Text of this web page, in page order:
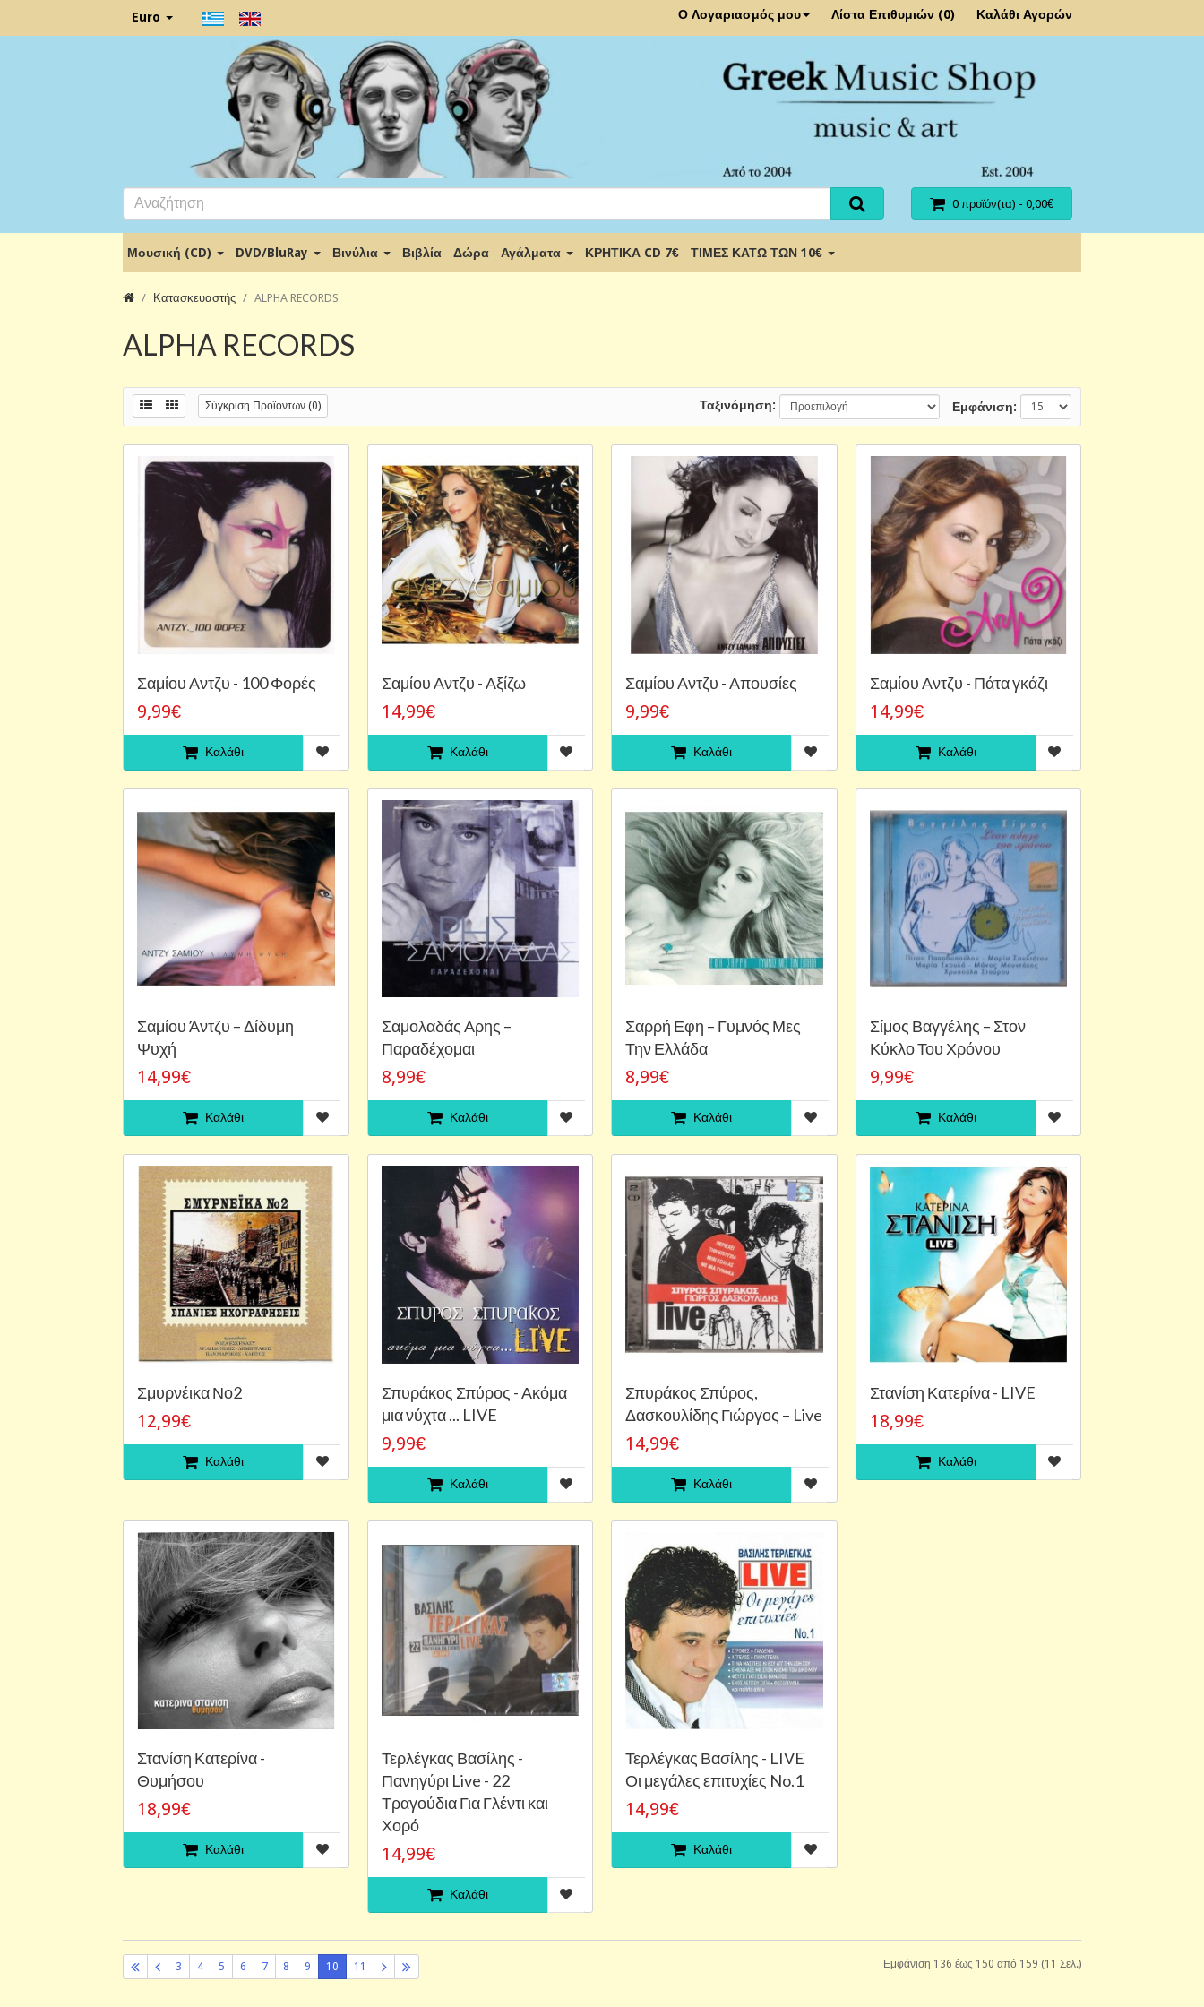
Euro Ο Λογαριασμός μου Λίστα Επιθυμιών (0) Καλάθι Αγορών
0 προϊόν(τα) - 0,00€
Μουσική (CD) DVD/BluRay Βινύλια Βιβλία Δώρα Αγάλματα ΚΡΗΤΙΚΑ CD 7€ ΤΙΜΕΣ ΚΑΤΩ ΤΩΝ 10€
Κατασκευαστής ALPHA RECORDS
ALPHA RECORDS
Σύγκριση Προϊόντων (0) Ταξινόμηση: Εμφάνιση:
Σαμίου Αντζυ - 100 Φορές
9,99€
Καλάθι
Σαμίου Αντζυ - Αξίζω
14,99€
Καλάθι
Σαμίου Αντζυ - Απουσίες
9,99€
Καλάθι
Σαμίου Αντζυ - Πάτα γκάζι
14,99€
Καλάθι
Σαμίου Άντζυ – Δίδυμη
Ψυχή
14,99€
Καλάθι
Σαμολαδάς Αρης ‎–
Παραδέχομαι
8,99€
Καλάθι
Σαρρή Εφη ‎– Γυμνός Μες
Την Ελλάδα
8,99€
Καλάθι
Σίμος Βαγγέλης – Στον
Κύκλο Του Χρόνου
9,99€
Καλάθι
Σμυρνέικα Νο2
12,99€
Καλάθι
Σπυράκος Σπύρος - Ακόμα
μια νύχτα ... LIVE
9,99€
Καλάθι
Σπυράκος Σπύρος,
Δασκουλίδης Γιώργος ‎– Live
14,99€
Καλάθι
Στανίση Κατερίνα - LIVE
18,99€
Καλάθι
Στανίση Κατερίνα -
Θυμήσου
18,99€
Καλάθι
Τερλέγκας Βασίλης -
Πανηγύρι Live - 22
Τραγούδια Για Γλέντι και
Χορό
14,99€
Καλάθι
Τερλέγκας Βασίλης - LIVE
Οι μεγάλες επιτυχίες No.1
14,99€
Καλάθι
3 4 5 6 7 8 9 10 11 Εμφάνιση 136 έως 150 από 159 (11 Σελ.)